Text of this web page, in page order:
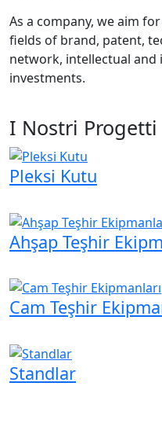
As a company, we aim
fields of brand, patent,
network, intellectual
investments.
I Nostri Progetti
Pleksi Kutu
Ahşap Teşhir
Cam Teşhir
Standlar